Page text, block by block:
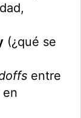
(¿qué se
entre